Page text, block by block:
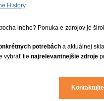
History
iného? Ponuka e-zdrojov je
potrebách a aktuálnej
vybrať tie najrelevantnejšie zdroje